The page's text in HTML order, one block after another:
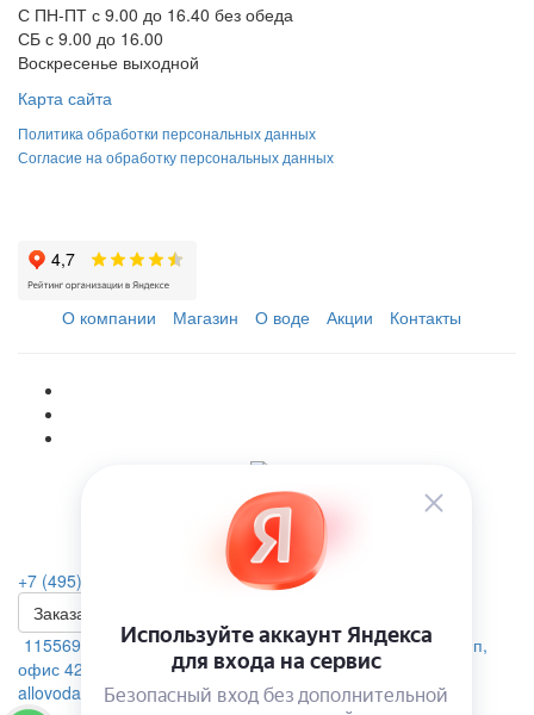
С ПН-ПТ с 9.00 до 16.40 без обеда
СБ с 9.00 до 16.00
Воскресенье выходной
Карта сайта
Политика обработки персональных данных
Согласие на обработку персональных данных
О компании Магазин О воде Акции Контакты
+7 (495) 223-46-26
Заказать звонок
115569, г. Москва, ул.Домодедовская. д.4 помещение 19п,
офис 42А
allovoda@mail.ru